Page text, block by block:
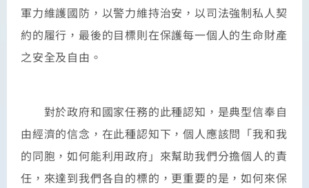
軍力維護國防，以警力維持治安，以司法強制私人契
約的履行，最後的目標則在保護每一個人的生命財產
之安全及自由。
對於政府和國家任務的此種認知，是典型信奉自
由經濟的信念，在此種認知下，個人應該問「我和我
的同胞，如何能利用政府」來幫助我們分擔個人的責
任，來達到我們各自的標的，更重要的是，如何來保